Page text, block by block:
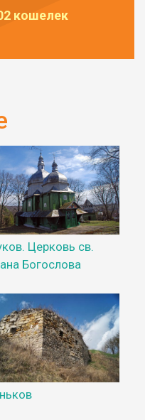
кошелек
Церковь св.
Богослова